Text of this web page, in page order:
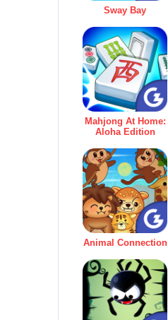
Sway Bay
Mahjong At Home:
Aloha Edition
Animal Connection